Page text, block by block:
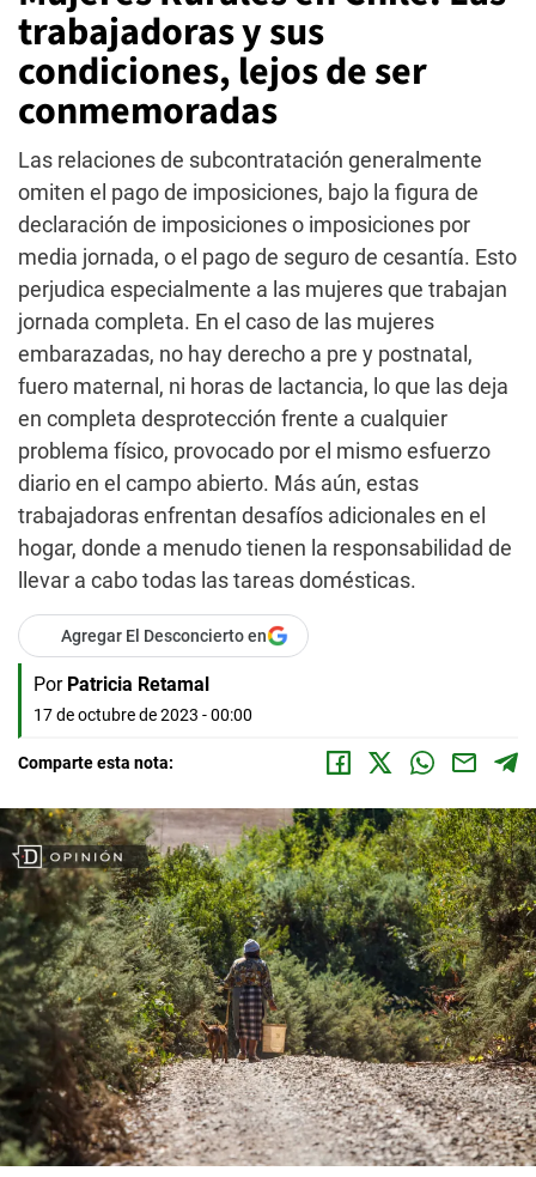
trabajadoras y sus
condiciones, lejos de ser
conmemoradas
Las relaciones de subcontratación generalmente
omiten el pago de imposiciones, bajo la figura de
declaración de imposiciones o imposiciones por
media jornada, o el pago de seguro de cesantía. Esto
perjudica especialmente a las mujeres que trabajan
jornada completa. En el caso de las mujeres
embarazadas, no hay derecho a pre y postnatal,
fuero maternal, ni horas de lactancia, lo que las deja
en completa desprotección frente a cualquier
problema físico, provocado por el mismo esfuerzo
diario en el campo abierto. Más aún, estas
trabajadoras enfrentan desafíos adicionales en el
hogar, donde a menudo tienen la responsabilidad de
llevar a cabo todas las tareas domésticas.
Agregar El Desconcierto en
Por Patricia Retamal
17 de octubre de 2023 - 00:00
Comparte esta nota: